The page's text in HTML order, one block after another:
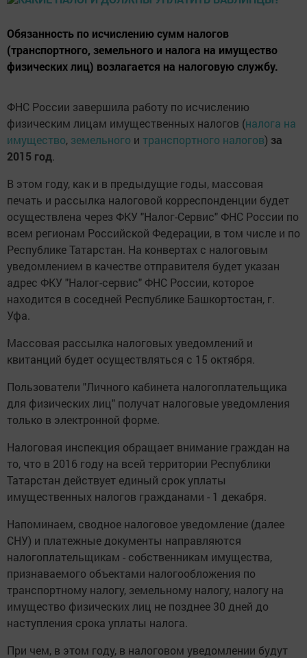
Обязанность по исчислению сумм налогов
(транспортного, земельного и налога на имущество
физических лиц) возлагается на налоговую службу.
ФНС России завершила работу по исчислению
физическим лицам имущественных налогов (налога на
имущество, земельного и транспортного налогов) за
2015 год.
В этом году, как и в предыдущие годы, массовая
печать и рассылка налоговой корреспонденции будет
осуществлена через ФКУ "Налог-Сервис" ФНС России по
всем регионам Российской Федерации, в том числе и по
Республике Татарстан. На конвертах с налоговым
уведомлением в качестве отправителя будет указан
адрес ФКУ "Налог-сервис" ФНС России, которое
находится в соседней Республике Башкортостан, г.
Уфа.
Массовая рассылка налоговых уведомлений и
квитанций будет осуществляться с 15 октября.
Пользователи "Личного кабинета налогоплательщика
для физических лиц" получат налоговые уведомления
только в электронной форме.
Налоговая инспекция обращает внимание граждан на
то, что в 2016 году на всей территории Республики
Татарстан действует единый срок уплаты
имущественных налогов гражданами - 1 декабря.
Напоминаем, сводное налоговое уведомление (далее
СНУ) и платежные документы направляются
налогоплательщикам - собственникам имущества,
признаваемого объектами налогообложения по
транспортному налогу, земельному налогу, налогу на
имущество физических лиц не позднее 30 дней до
наступления срока уплаты налога.
При чем, в этом году, в налоговом уведомлении будут